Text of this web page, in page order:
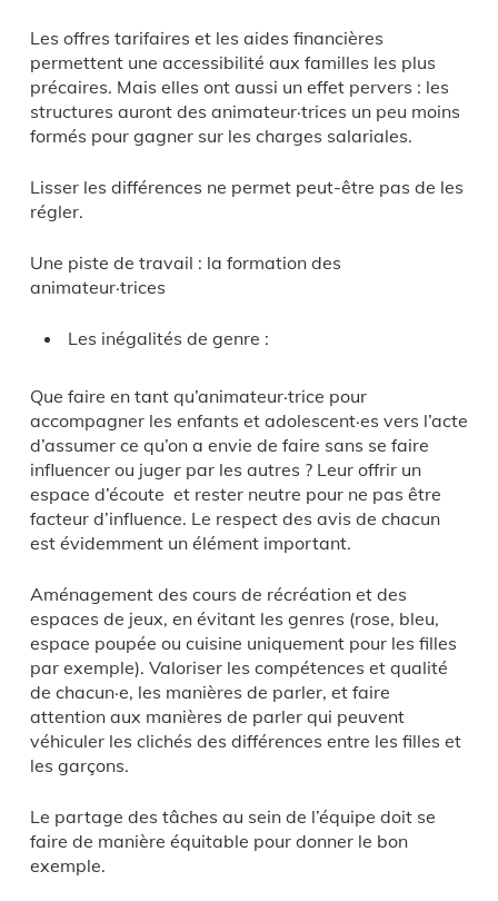
Les offres tarifaires et les aides financières
permettent une accessibilité aux familles les plus
précaires. Mais elles ont aussi un effet pervers : les
structures auront des animateur·trices un peu moins
formés pour gagner sur les charges salariales.
Lisser les différences ne permet peut-être pas de les
régler.
Une piste de travail : la formation des
animateur·trices
Les inégalités de genre :
Que faire en tant qu’animateur·trice pour
accompagner les enfants et adolescent·es vers l’acte
d’assumer ce qu’on a envie de faire sans se faire
influencer ou juger par les autres ? Leur offrir un
espace d’écoute et rester neutre pour ne pas être
facteur d’influence. Le respect des avis de chacun
est évidemment un élément important.
Aménagement des cours de récréation et des
espaces de jeux, en évitant les genres (rose, bleu,
espace poupée ou cuisine uniquement pour les filles
par exemple). Valoriser les compétences et qualité
de chacun·e, les manières de parler, et faire
attention aux manières de parler qui peuvent
véhiculer les clichés des différences entre les filles et
les garçons.
Le partage des tâches au sein de l’équipe doit se
faire de manière équitable pour donner le bon
exemple.